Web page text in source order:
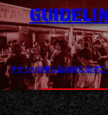
チケットお申し込み前に必ず
READ MORE >